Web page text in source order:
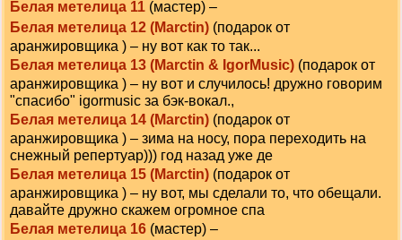
Белая метелица 11 (мастер) –
Белая метелица 12 (Marctin) (подарок от
аранжировщика ) – ну вот как то так...
Белая метелица 13 (Marctin & IgorMusic) (подарок от
аранжировщика ) – ну вот и случилось! дружно говорим
"спасибо" igormusic за бэк-вокал.,
Белая метелица 14 (Marctin) (подарок от
аранжировщика ) – зима на носу, пора переходить на
снежный репертуар))) год назад уже де
Белая метелица 15 (Marctin) (подарок от
аранжировщика ) – ну вот, мы сделали то, что обещали.
давайте дружно скажем огромное спа
Белая метелица 16 (мастер) –